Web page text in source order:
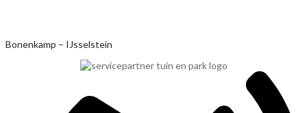
Ga
Bonenkamp – IJsselstein